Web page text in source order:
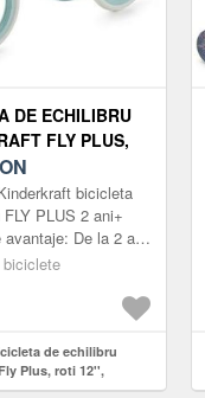
DE ECHILIBRU
FLY PLUS,
bicicleta
PLUS 2 ani+
avantaje: De la 2 ani
din aliaj de
de echilibru
Plus, roti 12'',